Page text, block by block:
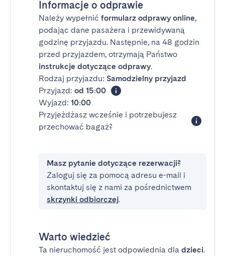
Informacje o odprawie
Należy wypełnić formularz odprawy online,
podając dane pasażera i przewidywaną
godzinę przyjazdu. Następnie, na 48 godzin
przed przyjazdem, otrzymają Państwo
instrukcje dotyczące odprawy.
Rodzaj przyjazdu: Samodzielny przyjazd
Przyjazd: od 15:00
Wyjazd: 10:00
Przyjeżdżasz wcześnie i potrzebujesz
przechować bagaż?
Masz pytanie dotyczące rezerwacji?
Zaloguj się za pomocą adresu e-mail i
skontaktuj się z nami za pośrednictwem
skrzynki odbiorczej.
Warto wiedzieć
Ta nieruchomość jest odpowiednia dla dzieci.